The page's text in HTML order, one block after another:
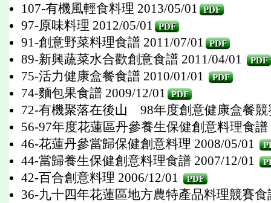
107-有機風輕食料理 2013/05/01
PDF
97-原味料理 2012/05/01 PDF
91-創意野菜料理食譜 2011/07/01 PDF
89-新興蔬菜水合歡創意食譜 2011/04/01 PDF
75-活力健康盒餐食譜 2010/01/01 PDF
74-麵包果食譜 2009/12/01 PDF
72-有機聚落在後山 98年度創意健康盒餐
56-97年度花蓮區丹參養生保健創意料理食
46-花蓮丹參當歸保健創意料理 2008/05/01
44-當歸養生保健創意料理食譜 2007/12/01
42-百合創意料理 2006/12/01 PDF
36-九十四年花蓮區地方農特產品料理競賽